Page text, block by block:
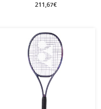
211,67€